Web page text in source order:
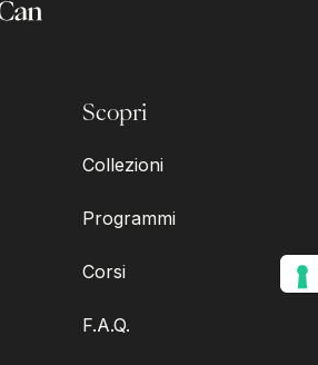
Scopri
Collezioni
Programmi
Corsi
F.A.Q.